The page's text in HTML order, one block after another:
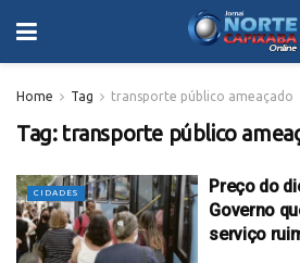
Home Tag transporte público ameaçado
Tag: transporte público
CIDADES
Preço do
Governo
serviço